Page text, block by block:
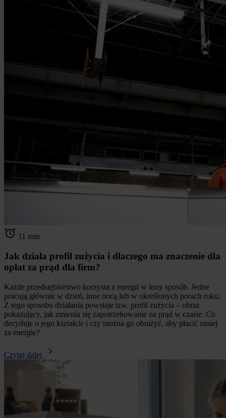
11 min
Jak działa profil zużycia i dlaczego ma znaczenie dla
opłat za prąd dla firm?
Każde przedsiębiorstwo korzysta z energii w inny sposób. Jedne
pracują głównie w dzień, inne nocą lub w określonych porach roku.
Z tego sposobu działania powstaje tzw. profil zużycia – obraz
pokazujący, jak zmienia się zapotrzebowanie na prąd w czasie. Co
decyduje o jego kształcie i czy można go obniżyć, aby płacić mniej
za energię?
Czytaj dalej